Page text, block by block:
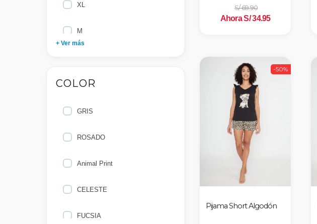
XL
M
4
10
8
2
12
14
+ Ver más
COLOR
GRIS
ROSADO
Animal Print
CELESTE
FUCSIA
S/ 69.90
Ahora S/ 34.95
-50%
Pijama Short Algodón